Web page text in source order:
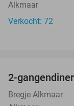
Alkmaar
Verkocht: 72
2-
Bregje Alkmaar